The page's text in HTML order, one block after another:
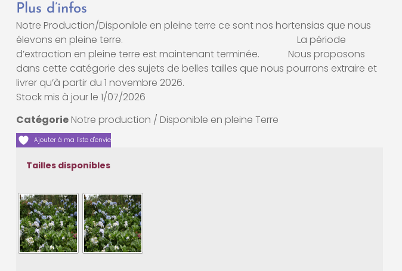
Plus d’infos
Notre Production/Disponible en pleine terre ce sont nos hortensias que nous
élevons en pleine terre. La période
d’extraction en pleine terre est maintenant terminée. Nous proposons
dans cette catégorie des sujets de belles tailles que nous pourrons extraire et
livrer qu’à partir du 1 novembre 2026.
Stock mis à jour le 1/07/2026
Catégorie Notre production / Disponible en pleine Terre
Ajouter à ma liste d'envie
Tailles disponibles